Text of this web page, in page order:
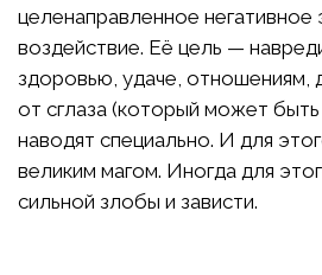
целенаправленное негативное
воздействие. Её цель —
здоровью, удаче, отношениям,
от сглаза (который может
наводят специально. И для
великим магом. Иногда для
сильной злобы и зависти.